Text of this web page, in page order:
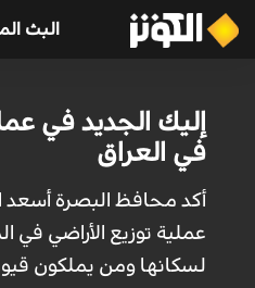
البث
إليك الجديد في
في العراق
أكد محافظ البصرة أسعد
عملية توزيع الأراضي
لسكانها ومن يملكون